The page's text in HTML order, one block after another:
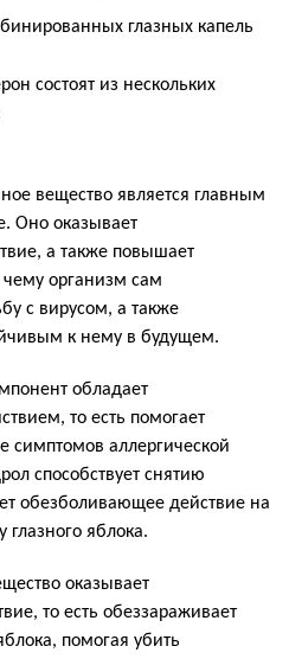
глазных капель
состоят из нескольких
вещество является главным
Оно оказывает
а также повышает
организм сам
с вирусом, а также
к нему в будущем.
обладает
то есть помогает
симптомов аллергической
способствует снятию
обезболивающее действие на
глазного яблока.
оказывает
то есть обеззараживает
помогая убить